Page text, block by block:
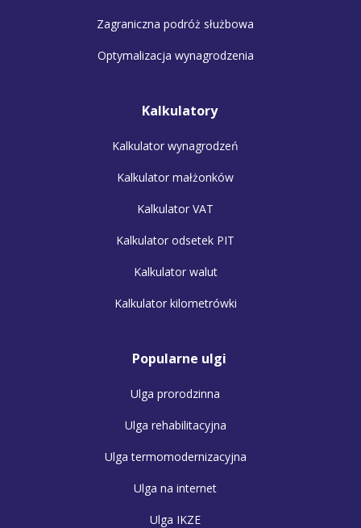
Zagraniczna podróż służbowa
Optymalizacja wynagrodzenia
Kalkulatory
Kalkulator wynagrodzeń
Kalkulator małżonków
Kalkulator VAT
Kalkulator odsetek PIT
Kalkulator walut
Kalkulator kilometrówki
Popularne ulgi
Ulga prorodzinna
Ulga rehabilitacyjna
Ulga termomodernizacyjna
Ulga na internet
Ulga IKZE